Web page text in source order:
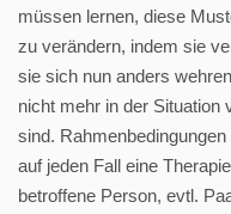
müssen lernen, diese
zu verändern, indem sie
sie sich nun anders
nicht mehr in der Situation
sind.
auf jeden Fall eine
betroffene Person, evtl.